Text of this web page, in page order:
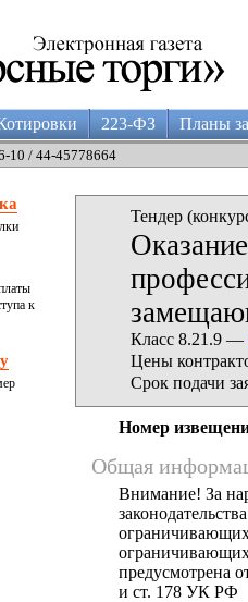
223-ФЗ Планы
10 / 44-45778664
к
Тендер
Класс 8.21.9 —
Цены
Срок подачи
Номер
Общая
Внимание! За
предусмотрена
и ст. 178 УК РФ